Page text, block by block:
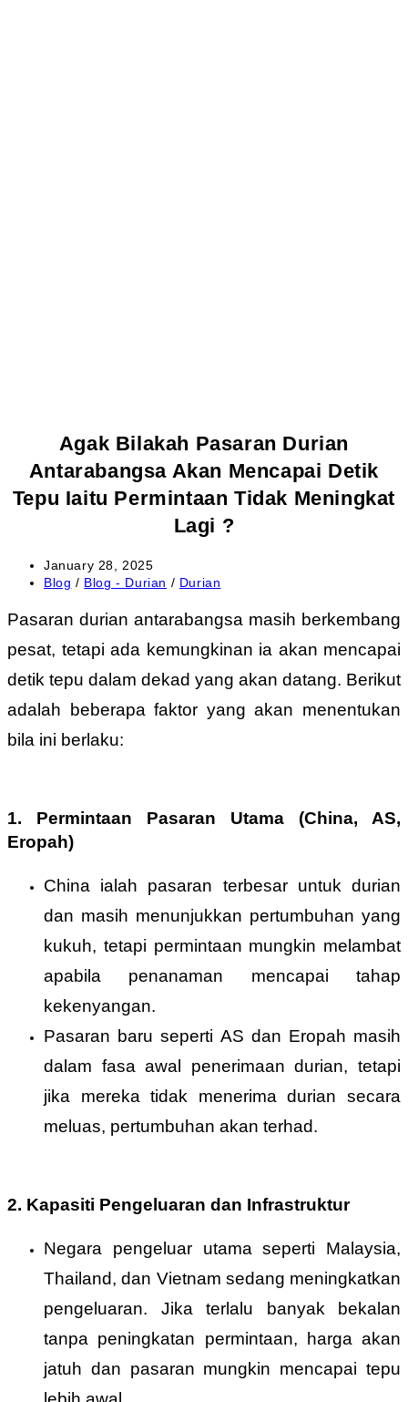
Agak Bilakah Pasaran Durian
Antarabangsa Akan Mencapai Detik
Tepu Iaitu Permintaan Tidak Meningkat
Lagi ?
January 28, 2025
Blog / Blog - Durian / Durian
Pasaran durian antarabangsa masih berkembang
pesat, tetapi ada kemungkinan ia akan mencapai
detik tepu dalam dekad yang akan datang. Berikut
adalah beberapa faktor yang akan menentukan
bila ini berlaku:
1. Permintaan Pasaran Utama (China, AS,
Eropah)
China ialah pasaran terbesar untuk durian
dan masih menunjukkan pertumbuhan yang
kukuh, tetapi permintaan mungkin melambat
apabila penanaman mencapai tahap
kekenyangan.
Pasaran baru seperti AS dan Eropah masih
dalam fasa awal penerimaan durian, tetapi
jika mereka tidak menerima durian secara
meluas, pertumbuhan akan terhad.
2. Kapasiti Pengeluaran dan Infrastruktur
Negara pengeluar utama seperti Malaysia,
Thailand, dan Vietnam sedang meningkatkan
pengeluaran. Jika terlalu banyak bekalan
tanpa peningkatan permintaan, harga akan
jatuh dan pasaran mungkin mencapai tepu